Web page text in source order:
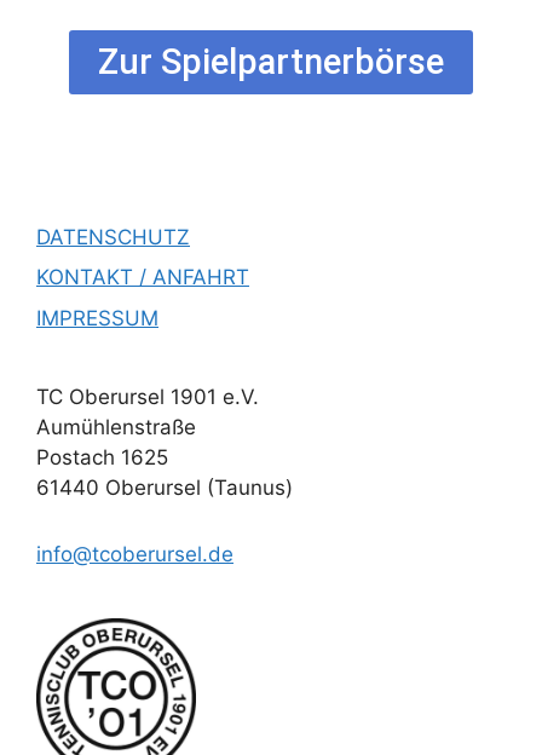
Zur Spielpartnerbörse
DATENSCHUTZ
KONTAKT / ANFAHRT
IMPRESSUM
TC Oberursel 1901 e.V.
Aumühlenstraße
Postach 1625
61440 Oberursel (Taunus)
info@tcoberursel.de